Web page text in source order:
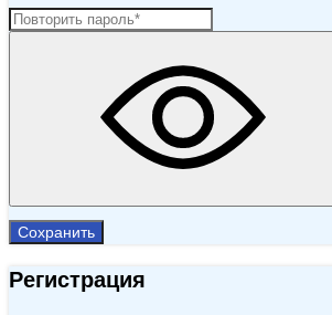
Сохранить
Регистрация